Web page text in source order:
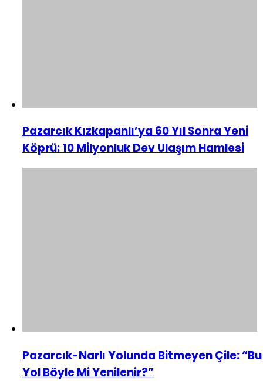
Pazarcık Kızkapanlı’ya 60 Yıl Sonra Yeni
Köprü: 10 Milyonluk Dev Ulaşım Hamlesi
Pazarcık-Narlı Yolunda Bitmeyen Çile: “Bu
Yol Böyle Mi Yenilenir?”